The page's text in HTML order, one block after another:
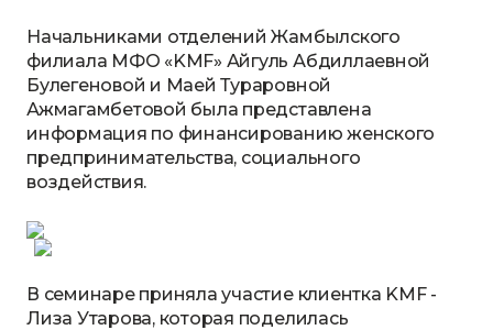
Начальниками отделений Жамбылского
филиала МФО «KMF» Айгуль Абдиллаевной
Булегеновой и Маей Тураровной
Ажмагамбетовой была представлена
информация по финансированию женского
предпринимательства, социального
воздействия.
В семинаре приняла участие клиентка KMF -
Лиза Утарова, которая поделилась